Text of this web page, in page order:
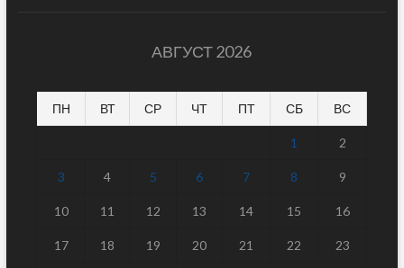
АВГУСТ 2026
ПН ВТ СР ЧТ ПТ СБ ВС
1 2
3 4 5 6 7 8 9
10 11 12 13 14 15 16
17 18 19 20 21 22 23